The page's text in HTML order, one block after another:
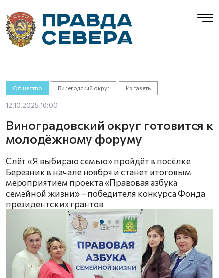
Общество Вилегодский округ Из газеты
12.10.2025 10:00
Виноградовский округ готовится к
молодёжному форуму
Слёт «Я выбираю семью» пройдёт в посёлке
Березник в начале ноября и станет итоговым
мероприятием проекта «Правовая азбука
семейной жизни» – победителя конкурса Фонда
президентских грантов